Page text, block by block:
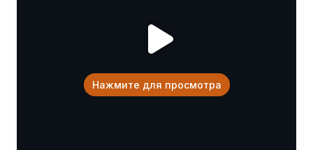
Нажмите для просмотра